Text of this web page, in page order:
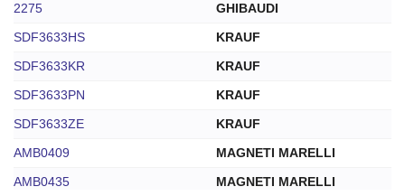
2275
GHIBAUDI
SDF3633HS
KRAUF
SDF3633KR
KRAUF
SDF3633PN
KRAUF
SDF3633ZE
KRAUF
AMB0409
MAGNETI MARELLI
AMB0435
MAGNETI MARELLI